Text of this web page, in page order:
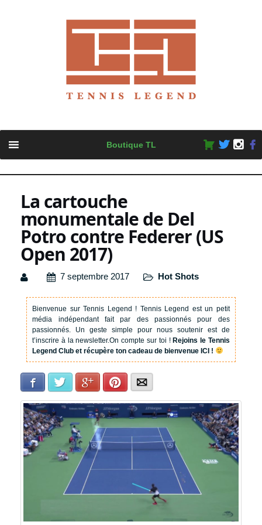
content
Boutique TL
La cartouche
monumentale de Del
Potro contre Federer (US
Open 2017)
7 septembre 2017 Hot Shots
Bienvenue sur Tennis Legend ! Tennis Legend est un petit
média indépendant fait par des passionnés pour des
passionnés. Un geste simple pour nous soutenir est de
t’inscrire à la newsletter.On compte sur toi !Rejoins le Tennis
Legend Club et récupère ton cadeau de bienvenue ICI !
Facebook Twitter Google+Pinterest